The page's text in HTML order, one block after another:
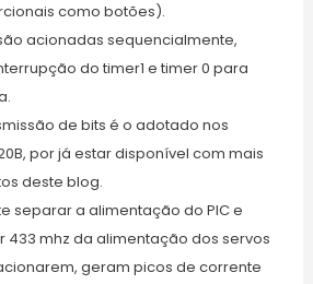
como botões).
acionadas sequencialmente,
do timer1 e timer 0 para
de bits é o adotado nos
por já estar disponível com mais
deste blog.
separar a alimentação do PIC e
mhz da alimentação dos servos
geram picos de corrente